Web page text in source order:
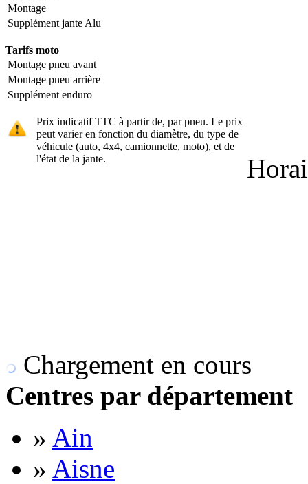
Montage
Supplément jante Alu
Tarifs moto
Montage pneu avant
Montage pneu arrière
Supplément enduro
Prix indicatif TTC à partir de, par pneu. Le prix
peut varier en fonction du diamètre, du type de
véhicule (auto, 4x4, camionnette, moto), et de
l'état de la jante.
Chargement en cours
Centres par département
» Ain
» Aisne